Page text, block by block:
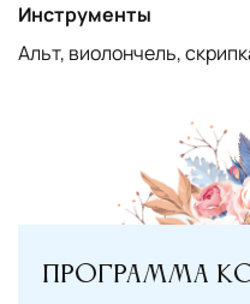
Инструменты
Альт, виолончель,
Программа